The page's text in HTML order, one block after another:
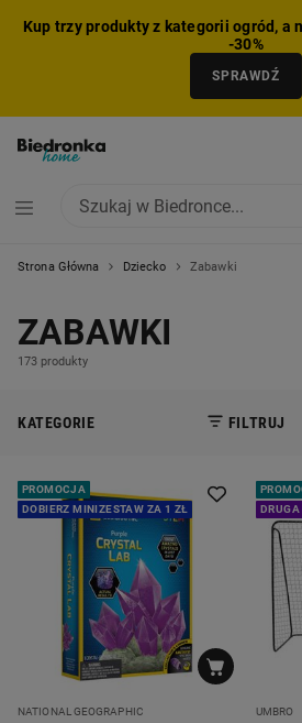
Kup trzy produkty z kategorii ogród, a
-30%
SPRAWDŹ
Strona Główna Dziecko Zabawki
ZABAWKI
173 produkty
KATEGORIE FILTRUJ
PROMOCJA
DOBIERZ MINIZESTAW ZA 1 ZŁ
NATIONAL GEOGRAPHIC UMBRO